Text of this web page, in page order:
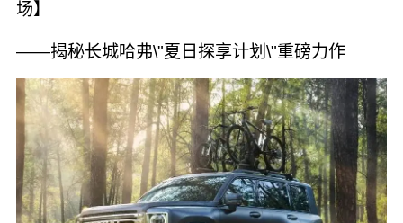
场】
——揭秘长城哈弗\"夏日探享计划\"重磅力作